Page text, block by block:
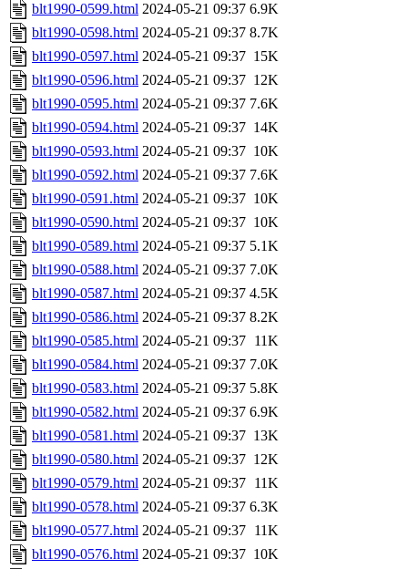
blt1990-0599.html 2024-05-21 09:37 6.9K
blt1990-0598.html 2024-05-21 09:37 8.7K
blt1990-0597.html 2024-05-21 09:37 15K
blt1990-0596.html 2024-05-21 09:37 12K
blt1990-0595.html 2024-05-21 09:37 7.6K
blt1990-0594.html 2024-05-21 09:37 14K
blt1990-0593.html 2024-05-21 09:37 10K
blt1990-0592.html 2024-05-21 09:37 7.6K
blt1990-0591.html 2024-05-21 09:37 10K
blt1990-0590.html 2024-05-21 09:37 10K
blt1990-0589.html 2024-05-21 09:37 5.1K
blt1990-0588.html 2024-05-21 09:37 7.0K
blt1990-0587.html 2024-05-21 09:37 4.5K
blt1990-0586.html 2024-05-21 09:37 8.2K
blt1990-0585.html 2024-05-21 09:37 11K
blt1990-0584.html 2024-05-21 09:37 7.0K
blt1990-0583.html 2024-05-21 09:37 5.8K
blt1990-0582.html 2024-05-21 09:37 6.9K
blt1990-0581.html 2024-05-21 09:37 13K
blt1990-0580.html 2024-05-21 09:37 12K
blt1990-0579.html 2024-05-21 09:37 11K
blt1990-0578.html 2024-05-21 09:37 6.3K
blt1990-0577.html 2024-05-21 09:37 11K
blt1990-0576.html 2024-05-21 09:37 10K